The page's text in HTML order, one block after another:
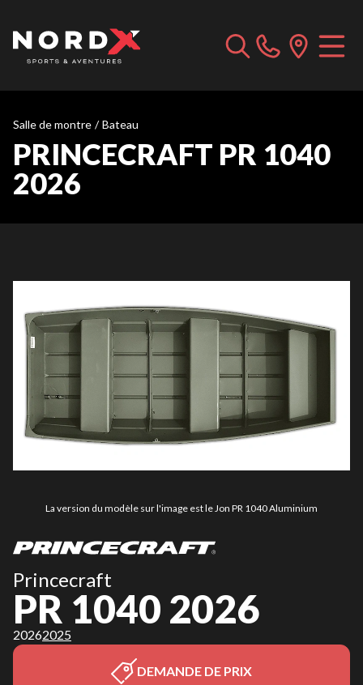
Salle de montre / Bateau
PRINCECRAFT PR 1040
2026
La version du modèle sur l'image est le Jon PR 1040 Aluminium
Princecraft
PR 1040 2026
20262025
DEMANDE DE PRIX